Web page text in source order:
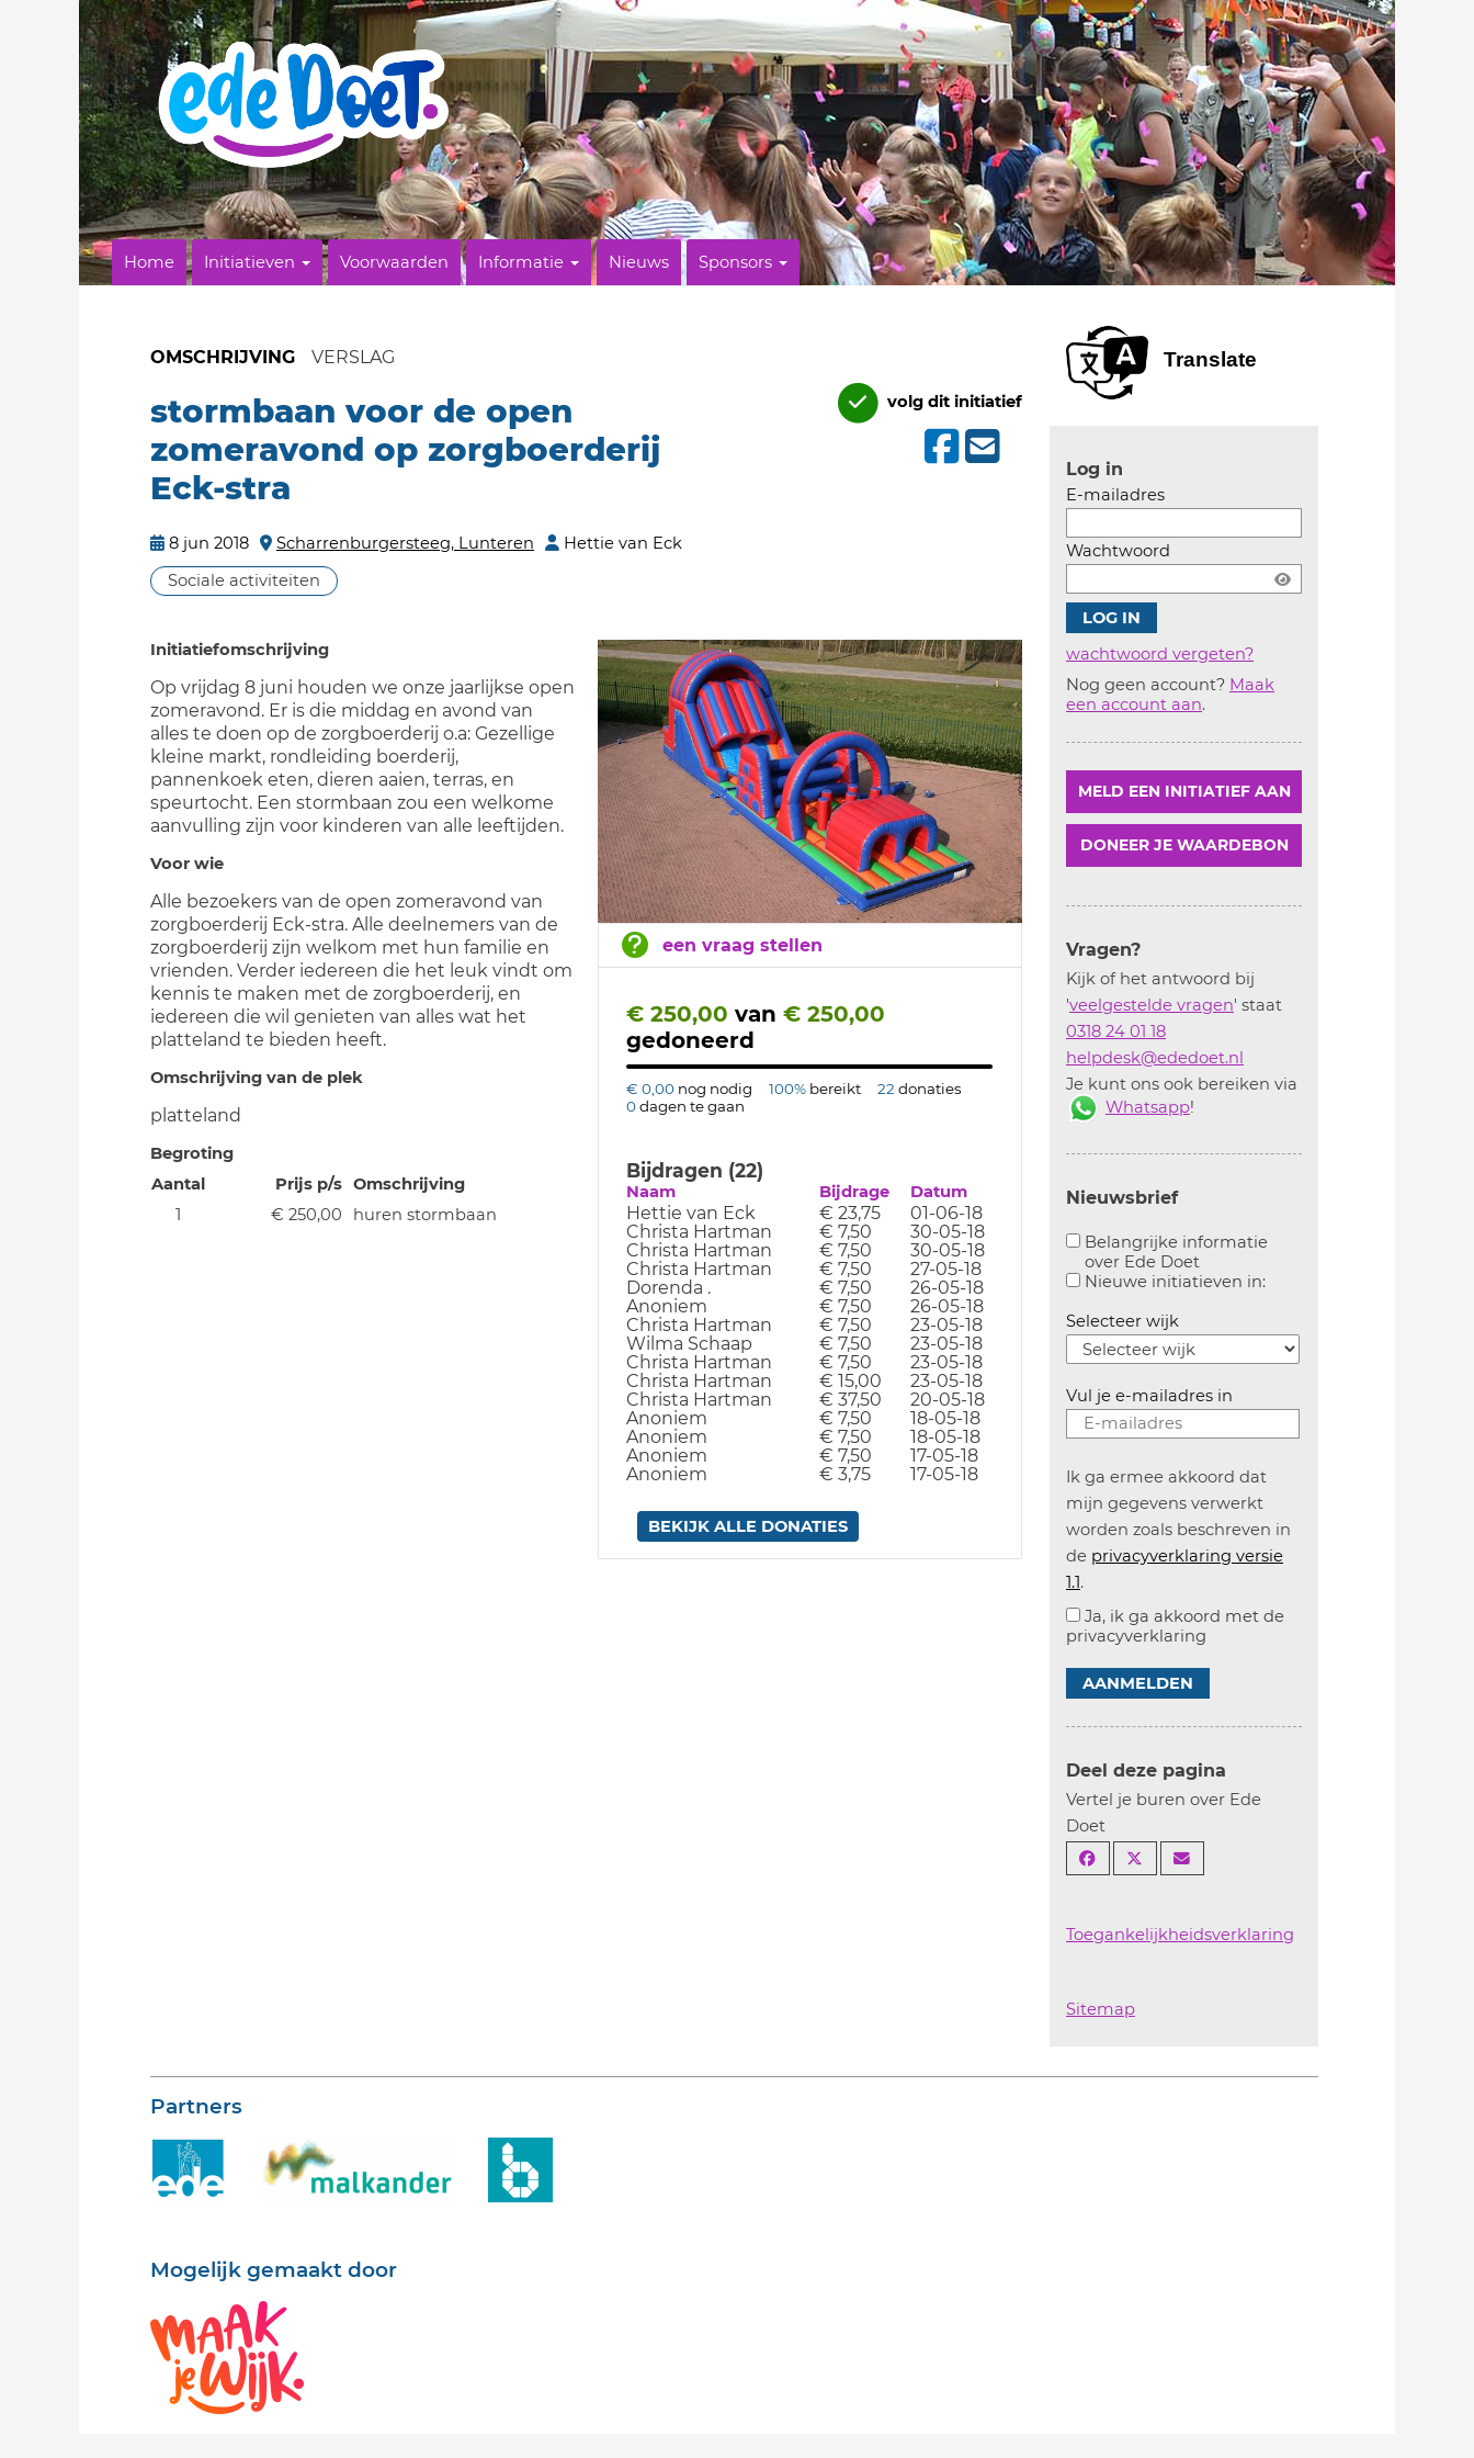
Home Initiatieven Voorwaarden Informatie Nieuws Sponsors
OMSCHRIJVING VERSLAG
stormbaan voor de open
zomeravond op zorgboerderij
Eck-stra
8 jun 2018 Scharrenburgersteeg, Lunteren
Hettie van Eck
Sociale activiteiten
volg dit initiatief
een vraag stellen
€ 250,00 van € 250,00
gedoneerd
€ 0,00 nog nodig 100% bereikt 22 donaties
0dagen te gaan
Bijdragen (22)
Naam Bijdrage Datum
Hettie van Eck € 23,75
01-06-18
Christa Hartman
€ 7,50
30-05-18
Christa Hartman
€ 7,50
30-05-18
Christa Hartman
€ 7,50
27-05-18
Dorenda .
€ 7,50
26-05-18
Anoniem
€ 7,50
26-05-18
Christa Hartman
€ 7,50
23-05-18
Wilma Schaap
€ 7,50
23-05-18
Christa Hartman
€ 7,50
23-05-18
Christa Hartman
€ 15,00
23-05-18
Christa Hartman
€ 37,50
20-05-18
Anoniem
€ 7,50
18-05-18
Anoniem
€ 7,50
18-05-18
Anoniem
€ 7,50
17-05-18
Anoniem
€ 3,75 17-05-18
BEKIJK ALLE DONATIES
Initiatiefomschrijving
Op vrijdag 8 juni houden we onze jaarlijkse open
zomeravond. Er is die middag en avond van
alles te doen op de zorgboerderij o.a: Gezellige
kleine markt, rondleiding boerderij,
pannenkoek eten, dieren aaien, terras, en
speurtocht. Een stormbaan zou een welkome
aanvulling zijn voor kinderen van alle leeftijden.
Voor wie
Alle bezoekers van de open zomeravond van
zorgboerderij Eck-stra. Alle deelnemers van de
zorgboerderij zijn welkom met hun familie en
vrienden. Verder iedereen die het leuk vindt om
kennis te maken met de zorgboerderij, en
iedereen die wil genieten van alles wat het
platteland te bieden heeft.
Omschrijving van de plek
platteland
Begroting
Aantal
Prijs p/s Omschrijving
1
€ 250,00 huren stormbaan
Translate
Log in
E-mailadres
Wachtwoord
wachtwoord vergeten?
Nog geen account? Maak
een account aan.
MELD EEN INITIATIEF AAN
DONEER JE WAARDEBON
Vragen?
Kijk of het antwoord bij
'veelgestelde vragen' staat
0318 24 01 18
helpdesk@ededoet.nl
Je kunt ons ook bereiken via
Whatsapp!
Nieuwsbrief
Belangrijke informatie
over Ede Doet
Aanvinken om belangrijke informatie over
Nieuwe initiatieven in:Aanvinken om
Selecteer wijk
Vul je e-mailadres in
Ik ga ermee akkoord dat
mijn gegevens verwerkt
worden zoals beschreven in
de privacyverklaring versie
1.1.
Ja, ik ga akkoord met de
privacyverklaring
AANMELDEN
Deel deze pagina
Vertel je buren over Ede
Doet
Toegankelijkheidsverklaring
Sitemap
Partners
Mogelijk gemaakt door